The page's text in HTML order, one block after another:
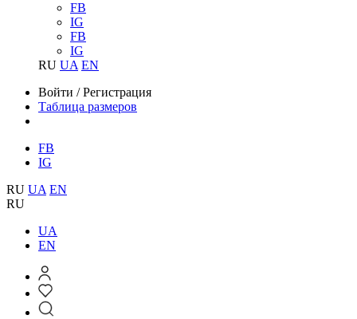
FB
IG
FB
IG
RU UA EN
Войти /Регистрация
Таблица размеров
FB
IG
RU UA EN
RU
UA
EN